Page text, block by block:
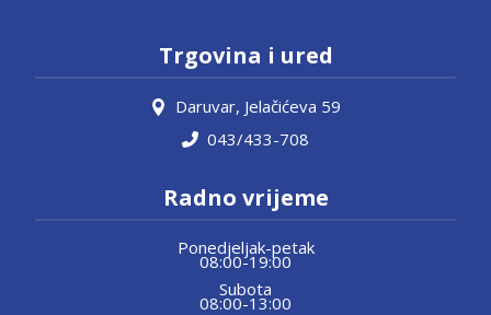
Trgovina i ured
Daruvar, Jelačićeva 59
043/433-708
Radno vrijeme
Ponedjeljak-petak
08:00-19:00
Subota
08:00-13:00